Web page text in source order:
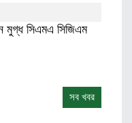
মুগ্ধ সিএমএ সিজিএম
সব খবর